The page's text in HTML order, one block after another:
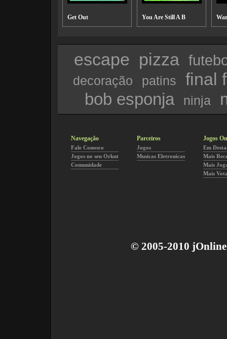
Get Out You Are Still A B
escape pizza
decoração patins final
bob esponja ninja
Navegação
Fale Conosco
Jogos no seu Orkut
Comunidade
Parceiros
Jogos
Musicas Eletronicas
Jogos
Em
Mais
Mais
Mais
© 2005-2010